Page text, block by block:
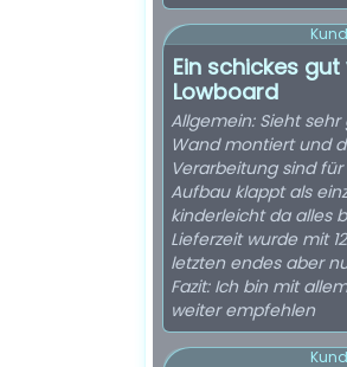
Ein schickes
Lowboard
Allgemein: Sieht
Wand montiert und
Verarbeitung sind für den
Aufbau klappt als
kinderleicht da alles
Lieferzeit wurde mit
letzten endes aber
Fazit: Ich bin mit
weiter empfehlen